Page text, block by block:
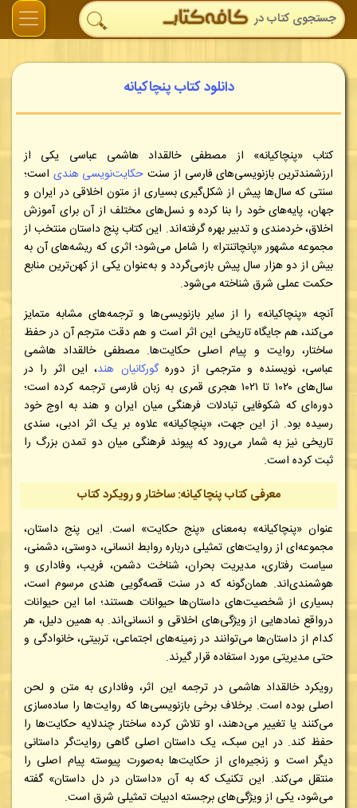
دانلود کتاب پنچاکیانه
کتاب «پنچاکیانه» از مصطفی خالقداد هاشمی عباسی یکی از
ارزشمندترین بازنویسی‌های فارسی از سنت حکایت‌نویسی هندی است؛
سنتی که سال‌ها پیش از شکل‌گیری بسیاری از متون اخلاقی در ایران و
جهان، پایه‌های خود را بنا کرده و نسل‌های مختلف از آن برای آموزش
اخلاق، خردمندی و تدبیر بهره گرفته‌اند. این کتاب پنج داستان منتخب از
مجموعه مشهور «پانچاتنترا» را شامل می‌شود؛ اثری که ریشه‌های آن به
بیش از دو هزار سال پیش بازمی‌گردد و به‌عنوان یکی از کهن‌ترین منابع
حکمت عملی شرق شناخته می‌شود.
آنچه «پنچاکیانه» را از سایر بازنویسی‌ها و ترجمه‌های مشابه متمایز
می‌کند، هم جایگاه تاریخی این اثر است و هم دقت مترجم آن در حفظ
ساختار، روایت و پیام اصلی حکایت‌ها. مصطفی خالقداد هاشمی
عباسی، نویسنده و مترجمی از دورهگورکانیان هند، این اثر را در
سال‌های ۱۰۲۰ تا ۱۰۲۱ هجری قمری به زبان فارسی ترجمه کرده است؛
دوره‌ای که شکوفایی تبادلات فرهنگی میان ایران و هند به اوج خود
رسیده بود. از این جهت، «پنچاکیانه» علاوه بر یک اثر ادبی، سندی
تاریخی نیز به شمار می‌رود که پیوند فرهنگی میان دو تمدن بزرگ را
ثبت کرده است.
معرفی کتاب پنچاکیانه: ساختار و رویکرد کتاب
عنوان «پنچاکیانه» به‌معنای «پنج حکایت» است. این پنج داستان،
مجموعه‌ای از روایت‌های تمثیلی درباره روابط انسانی، دوستی، دشمنی،
سیاست رفتاری، مدیریت بحران، شناخت دشمن، فریب، وفاداری و
هوشمندی‌اند. همان‌گونه که در سنت قصه‌گویی هندی مرسوم است،
بسیاری از شخصیت‌های داستان‌ها حیوانات هستند؛ اما این حیوانات
درواقع نمادهایی از ویژگی‌های اخلاقی و انسانی‌اند. به همین دلیل، هر
کدام از داستان‌ها می‌توانند در زمینه‌های اجتماعی، تربیتی، خانوادگی و
حتی مدیریتی مورد استفاده قرار گیرند.
رویکرد خالقداد هاشمی در ترجمه این اثر، وفاداری به متن و لحن
اصلی بوده است. برخلاف برخی بازنویسی‌ها که روایت‌ها را ساده‌سازی
می‌کنند یا تغییر می‌دهند، او تلاش کرده ساختار چندلایه حکایت‌ها را
حفظ کند. در این سبک، یک داستان اصلی گاهی روایت‌گر داستانی
دیگر است و زنجیره‌ای از حکایت‌ها به‌صورت پیوسته پیام اصلی را
منتقل می‌کند. این تکنیک که به آن «داستان در دل داستان» گفته
می‌شود، یکی از ویژگی‌های برجسته ادبیات تمثیلی شرق است.